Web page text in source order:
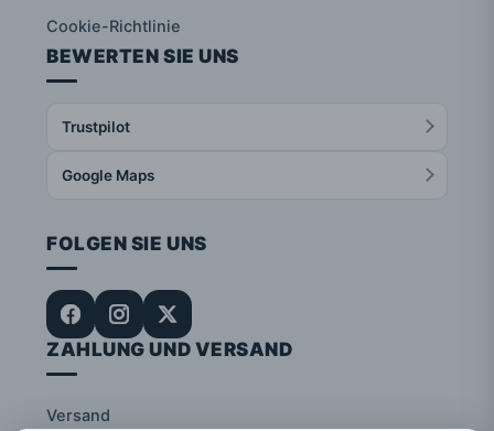
Cookie-Richtlinie
BEWERTEN SIE UNS
Trustpilot
Google Maps
FOLGEN SIE UNS
ZAHLUNG UND VERSAND
Versand